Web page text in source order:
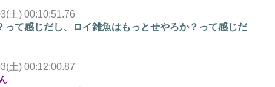
土) 00:10:51.76
って感じだし、ロイ雑魚はもっとせやろか？って感じだ
土) 00:12:00.87